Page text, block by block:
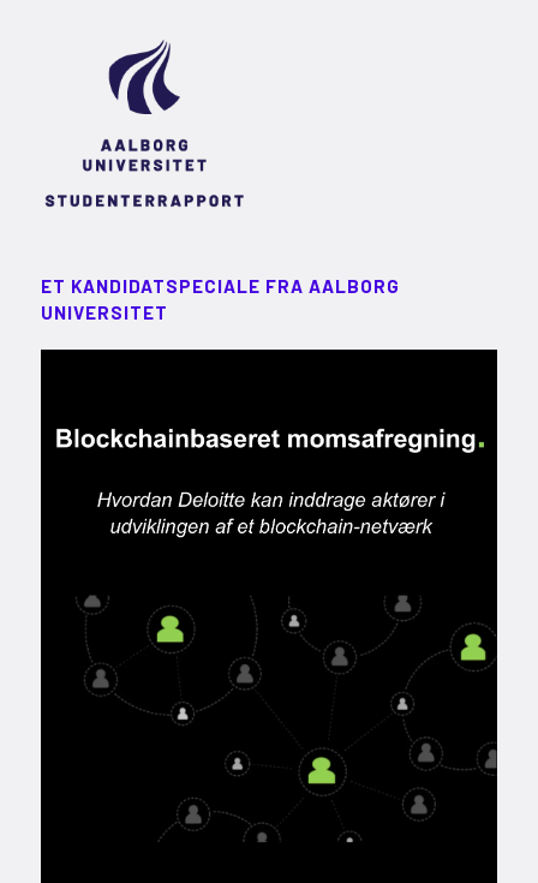
ET KANDIDATSPECIALE FRA AALBORG
UNIVERSITET